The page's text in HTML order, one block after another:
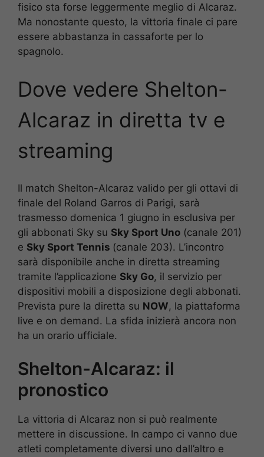
fisico sta forse leggermente meglio di Alcaraz.
Ma nonostante questo, la vittoria finale ci pare
essere abbastanza in cassaforte per lo
spagnolo.
Dove vedere Shelton-
Alcaraz in diretta tv e
streaming
Il match Shelton-Alcaraz valido per gli ottavi di
finale del Roland Garros di Parigi, sarà
trasmesso domenica 1 giugno in esclusiva per
gli abbonati Sky su Sky Sport Uno (canale 201)
e Sky Sport Tennis (canale 203). L’incontro
sarà disponibile anche in diretta streaming
tramite l’applicazione Sky Go, il servizio per
dispositivi mobili a disposizione degli abbonati.
Prevista pure la diretta su NOW, la piattaforma
live e on demand. La sfida inizierà ancora non
ha un orario ufficiale.
Shelton-Alcaraz: il
pronostico
La vittoria di Alcaraz non si può realmente
mettere in discussione. In campo ci vanno due
atleti completamente diversi uno dall’altro e